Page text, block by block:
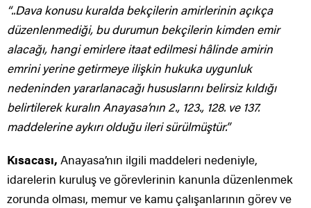
“..Dava konusu kuralda bekçilerin amirlerinin açıkça
düzenlenmediği, bu durumun bekçilerin kimden emir
alacağı, hangi emirlere itaat edilmesi hâlinde amirin
emrini yerine getirmeye ilişkin hukuka uygunluk
nedeninden yararlanacağı hususlarını belirsiz kıldığı
belirtilerek kuralın Anayasa’nın 2., 123., 128. ve 137.
maddelerine aykırı olduğu ileri sürülmüştür.”
Kısacası, Anayasa’nın ilgili maddeleri nedeniyle,
idarelerin kuruluş ve görevlerinin kanunla düzenlenmek
zorunda olması, memur ve kamu çalışanlarının görev ve